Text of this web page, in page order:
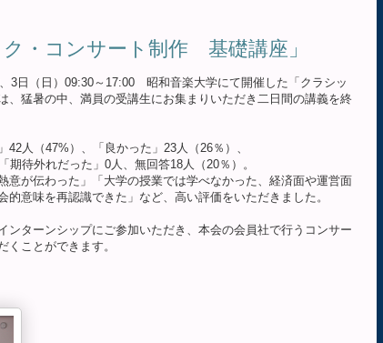
・コンサート制作 基礎講座」
3日（日）09:30～17:00 昭和音楽大学にて開催した「クラシッ
猛暑の中、満員の受講生にお集まりいただき二日間の講義を終
人（47%）、「良かった」23人（26％）、
期待外れだった」0人、無回答18人（20％）。
意が伝わった」「大学の授業では学べなかった、経済面や運営面
的意味を再認識できた」など、高い評価をいただきました。
ンターンシップにご参加いただき、本会の会員社で行うコンサー
くことができます。